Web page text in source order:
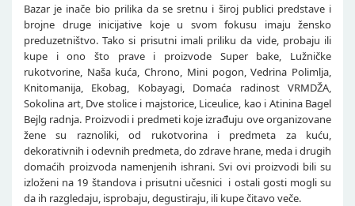
Bazar je inače bio prilika da se sretnu i široj publici predstave i
brojne druge inicijative koje u svom fokusu imaju žensko
preduzetništvo. Tako si prisutni imali priliku da vide, probaju ili
kupe i ono što prave i proizvode Super bake, Lužničke
rukotvorine, Naša kuća, Chrono, Mini pogon, Vedrina Polimlja,
Knitomanija, Ekobag, Kobayagi, Domaća radinost VRMDŽA,
Sokolina art, Dve stolice i majstorice, Liceulice, kao i Atinina Bagel
Bejlg radnja. Proizvodi i predmeti koje izrađuju ove organizovane
žene su raznoliki, od rukotvorina i predmeta za kuću,
dekorativnih i odevnih predmeta, do zdrave hrane, meda i drugih
domaćih proizvoda namenjenih ishrani. Svi ovi proizvodi bili su
izloženi na 19 štandova i prisutni učesnici i ostali gosti mogli su
da ih razgledaju, isprobaju, degustiraju, ili kupe čitavo veče.